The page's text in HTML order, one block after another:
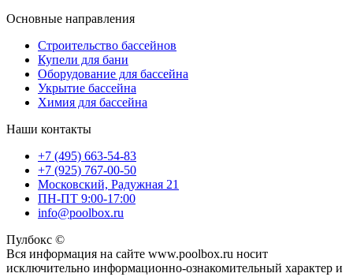
Основные направления
Строительство бассейнов
Купели для бани
Оборудование для бассейна
Укрытие бассейна
Химия для бассейна
Наши контакты
+7 (495) 663-54-83
+7 (925) 767-00-50
Московский, Радужная 21
ПН-ПТ 9:00-17:00
info@poolbox.ru
Пулбокс ©
Вся информация на сайте www.poolbox.ru носит
исключительно информационно-ознакомительный характер и